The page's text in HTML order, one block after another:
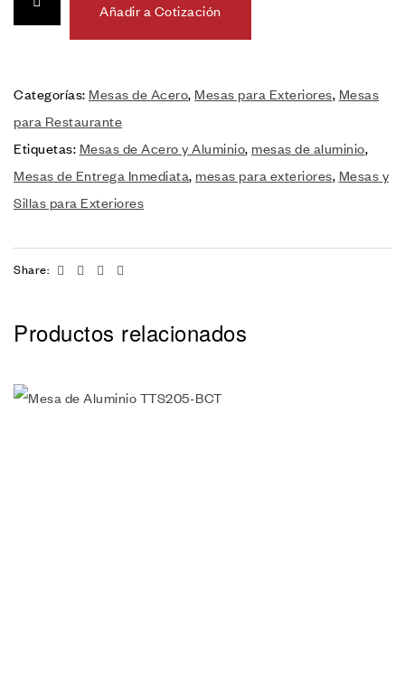
Añadir a Cotización
Categorías: Mesas de Acero, Mesas para Exteriores, Mesas
para Restaurante
Etiquetas: Mesas de Acero y Aluminio, mesas de aluminio,
Mesas de Entrega Inmediata, mesas para exteriores, Mesas y
Sillas para Exteriores
Share: Facebook
TwitterLinkedin
Productos relacionados